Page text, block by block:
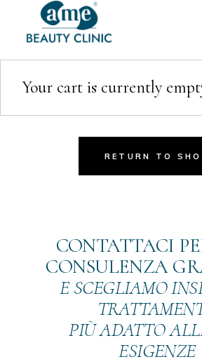
Your cart is currently
RETURN TO
CONTATTACI
CONSULENZA
E SCEGLIAMO
PIÙ ADATTO
ESIGENZE